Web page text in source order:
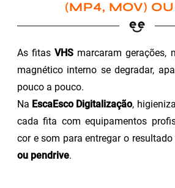
(MP4, MOV)
As fitasVHS marcaram gerações,
magnético interno se degradar,
pouco a pouco.
Na EscaEsco Digitalização,
cada fita com equipamentos
cor e som para entregar o
ou pendrive.